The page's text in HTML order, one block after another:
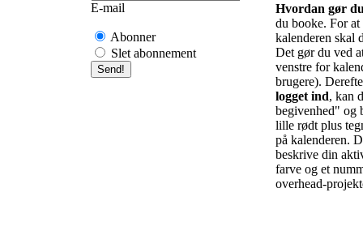
E-mail
Abonner
Slet abonnement
Hvordan gør
du booke. For
kalenderen skal
Det gør du ved
venstre for
brugere).
logget ind, kan
begivenhed" og
lille rødt plus
på kalenderen.
beskrive din
farve og et
overhead-